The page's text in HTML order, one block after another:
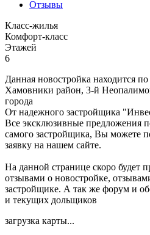
Отзывы
Класс-жилья
Комфорт-класс
Этажей
6
Данная новостройка находится
Хамовники район, 3-й
города
От надежного застройщика
Все эксклюзивные предложения
самого застройщика, Вы можете
заявку на нашем сайте.
На данной странице скоро будет
отзывами о новостройке,
застройщике. А так же форум и
и текущих дольщиков
загрузка карты...